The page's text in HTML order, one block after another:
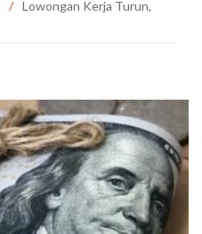
/ Lowongan Kerja Turun,